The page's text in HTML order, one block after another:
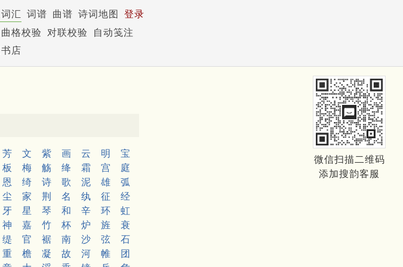
汇 词谱 曲谱 诗词地图
登录
曲格校验 对联校验
自动笺注
店
微信扫描二维码
添加搜韵客服
芳 文 紫 画 云 明
宝
板 梅 觞 绛 霜 宫
庭
恩 绮 诗 歌 泥 雄
弧
尘 家 荆 名 纨 征
经
牙 星 琴 和 辛 环
虹
神 嘉 竹 杯 炉 旌
衰
缇 官 裾 南 沙 弦
石
重 檐 凝 故 河 帷
团